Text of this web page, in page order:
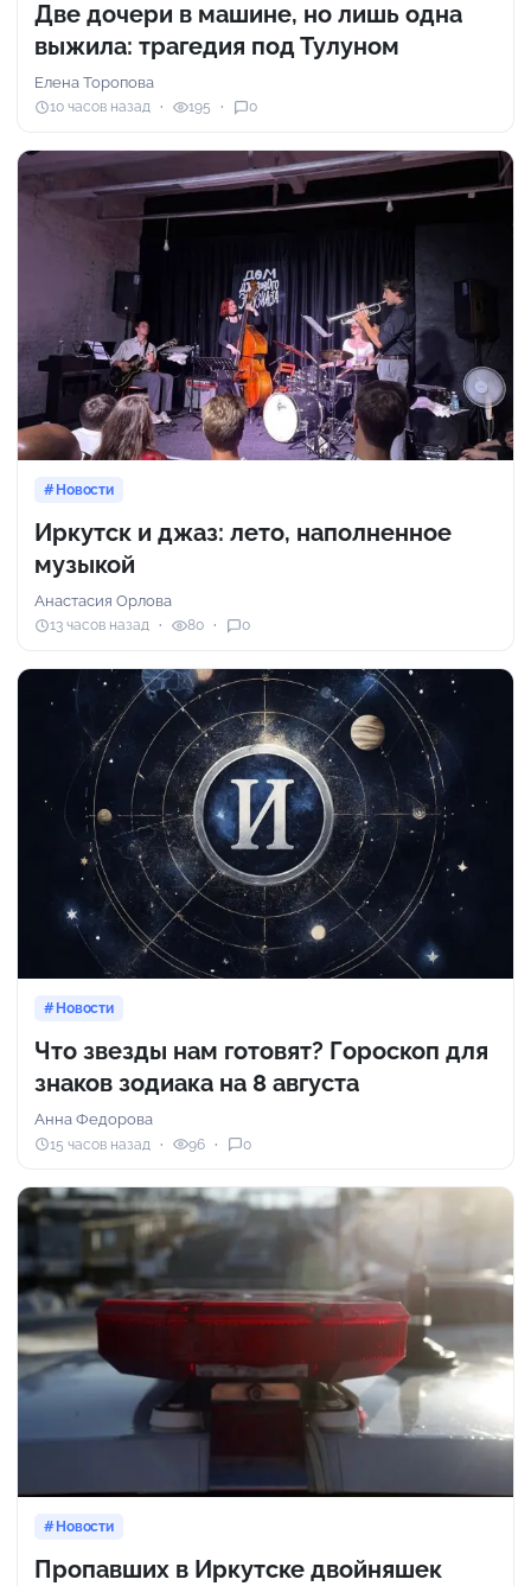
Две дочери в машине, но лишь одна
выжила: трагедия под Тулуном
Елена Торопова
10 часов назад 195 0
Новости
Иркутск и джаз: лето, наполненное
музыкой
Анастасия Орлова
13 часов назад 80 0
Новости
Что звезды нам готовят? Гороскоп для
знаков зодиака на 8 августа
Анна Федорова
15 часов назад 96 0
Новости
Пропавших в Иркутске двойняшек